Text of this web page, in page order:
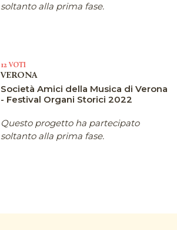
soltanto alla prima fase.
12 VOTI
VERONA
Società Amici della Musica di Verona
- Festival Organi Storici 2022
Questo progetto ha partecipato
soltanto alla prima fase.